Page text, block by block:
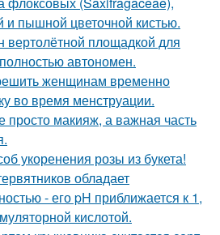
и пышной цветочной кистью.
вертолётной площадкой для
автономен.
женщинам временно
во время менструации.
просто макияж, а важная часть
укоренения розы из букета!
обладает
- его pH приближается к 1,
кислотой.